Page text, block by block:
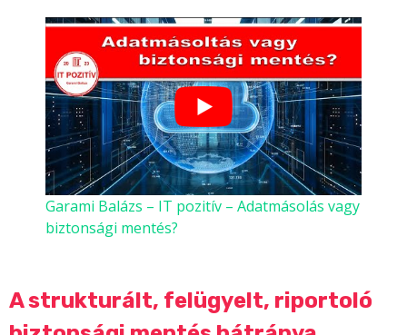
Garami Balázs – IT pozitív – Adatmásolás vagy
biztonsági mentés?
A strukturált, felügyelt, riportoló